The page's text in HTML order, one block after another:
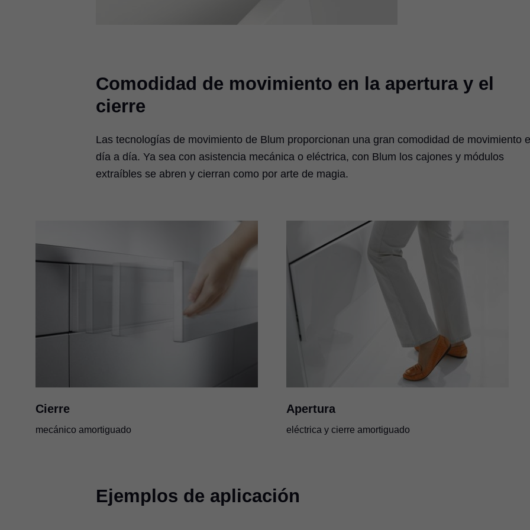
Comodidad de movimiento en la apertura y el
cierre
Las tecnologías de movimiento de Blum proporcionan una gran comodidad de movimiento
día a día. Ya sea con asistencia mecánica o eléctrica, con Blum los cajones y módulos
extraíbles se abren y cierran como por arte de magia.
Cierre
mecánico amortiguado
Apertura
eléctrica y cierre amortiguado
Ejemplos de aplicación